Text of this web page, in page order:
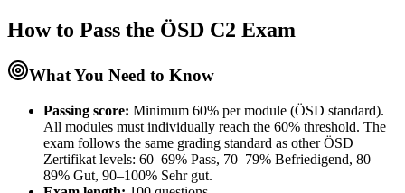
How to Pass the ÖSD C2 Exam
What You Need to Know
Passing score: Minimum 60% per module (ÖSD standard).
All modules must individually reach the 60% threshold. The
exam follows the same grading standard as other ÖSD
Zertifikat levels: 60–69% Pass, 70–79% Befriedigend, 80–
89% Gut, 90–100% Sehr gut.